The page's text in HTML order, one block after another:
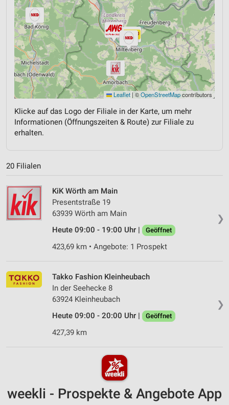
Leaflet | ©OpenStreetMapcontributors
Klicke auf das Logo der Filiale in der Karte, um mehr
Informationen (Öffnungszeiten & Route) zur Filiale zu
erhalten.
20 Filialen
❯
KiK Wörth am Main
Presentstraße 19
63939 Wörth am Main
Heute 09:00 - 19:00 Uhr |
Geöffnet
423,69 km • Angebote: 1 Prospekt
❯
Takko Fashion Kleinheubach
In der Seehecke 8
63924 Kleinheubach
Heute 09:00 - 20:00 Uhr |
Geöffnet
427,39 km
weekli - Prospekte & Angebote App